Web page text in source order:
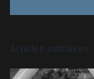
Articles similaires